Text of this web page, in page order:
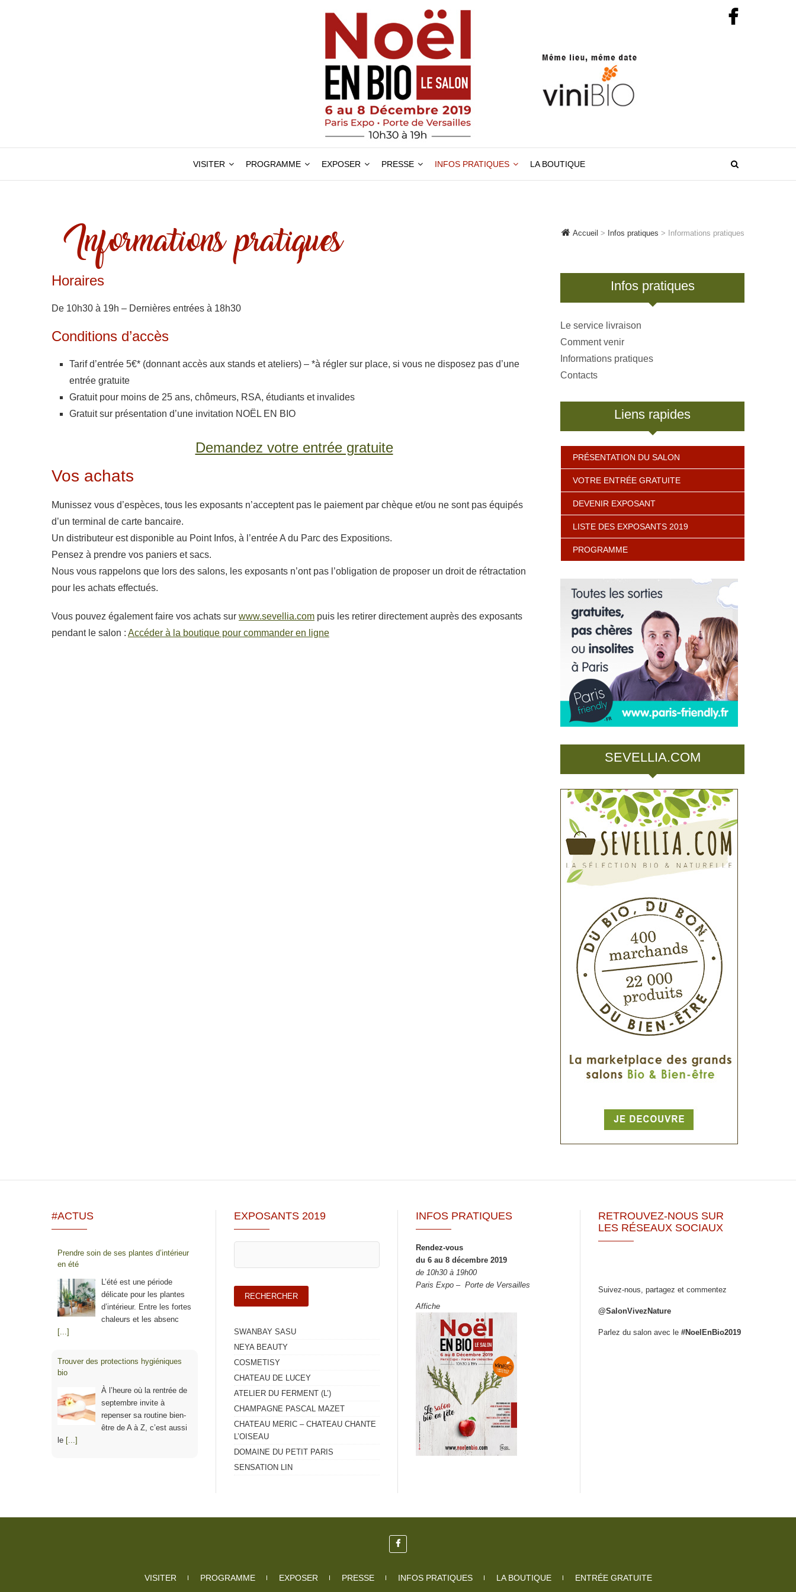
VISITER PROGRAMME EXPOSER PRESSE INFOS PRATIQUES LA BOUTIQUE
Informations pratiques Accueil > Infos pratiques > Informations pratiques
Horaires
De 10h30 à 19h – Dernières entrées à 18h30
Conditions d’accès
Tarif d’entrée 5€* (donnant accès aux stands et ateliers) – *à régler sur place, si vous ne disposez pas d’une
entrée gratuite
Gratuit pour moins de 25 ans, chômeurs, RSA, étudiants et invalides
Gratuit sur présentation d’une invitation NOËL EN BIO
Demandez votre entrée gratuite
Vos achats
Munissez vous d’espèces, tous les exposants n’acceptent pas le paiement par chèque et/ou ne sont pas équipés
d’un terminal de carte bancaire.
Un distributeur est disponible au Point Infos, à l’entrée A du Parc des Expositions.
Pensez à prendre vos paniers et sacs.
Nous vous rappelons que lors des salons, les exposants n’ont pas l’obligation de proposer un droit de rétractation
pour les achats effectués.
Vous pouvez également faire vos achats sur www.sevellia.com puis les retirer directement auprès des exposants
pendant le salon : Accéder à la boutique pour commander en ligne
Infos pratiques
Le service livraison
Comment venir
Informations pratiques
Contacts
Liens rapides
PRÉSENTATION DU SALON
VOTRE ENTRÉE GRATUITE
DEVENIR EXPOSANT
LISTE DES EXPOSANTS 2019
PROGRAMME
SEVELLIA.COM
#ACTUS
Prendre soin de ses plantes d’intérieur
en été
L’été est une période
délicate pour les plantes
d’intérieur. Entre les fortes
chaleurs et les absenc
[...]
Trouver des protections hygiéniques
bio
À l’heure où la rentrée de
septembre invite à
repenser sa routine bien-
être de A à Z, c’est aussi
le [...]
EXPOSANTS 2019
SWANBAY SASU
NEYA BEAUTY
COSMETISY
CHATEAU DE LUCEY
ATELIER DU FERMENT (L’)
CHAMPAGNE PASCAL MAZET
CHATEAU MERIC – CHATEAU CHANTE
L’OISEAU
DOMAINE DU PETIT PARIS
SENSATION LIN
INFOS PRATIQUES
Rendez-vous
du 6 au 8 décembre 2019
de 10h30 à 19h00
Paris Expo – Porte de Versailles
Affiche
RETROUVEZ-NOUS SUR
LES RÉSEAUX SOCIAUX
Suivez-nous, partagez et commentez
@SalonVivezNature
Parlez du salon avec le #NoelEnBio2019
VISITER PROGRAMME EXPOSER PRESSE INFOS PRATIQUES LA BOUTIQUE ENTRÉE GRATUITE